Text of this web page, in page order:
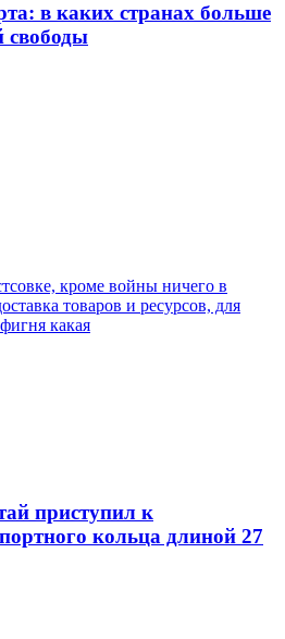
в каких странах больше
свободы
кроме войны ничего в
товаров и ресурсов, для
какая
приступил к
кольца длиной 27